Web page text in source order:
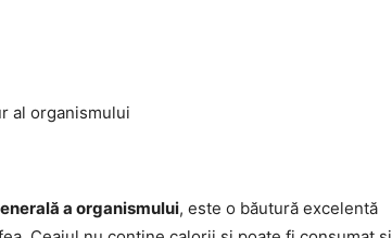
al organismului
a organismului, este o băutură excelentă